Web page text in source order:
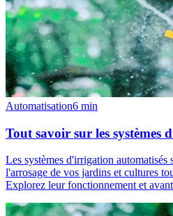
Automatisation6 min
Tout savoir sur les systèmes
Les systèmes d'irrigation automatisés
l'arrosage de vos jardins et cultures
Explorez leur fonctionnement et